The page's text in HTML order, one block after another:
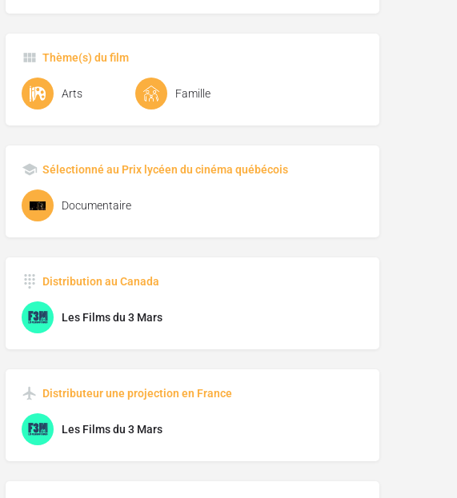
Thème(s) du film
Arts Famille
Sélectionné au Prix lycéen du cinéma québécois
Documentaire
Distribution au Canada
Les Films du 3 Mars
Distributeur une projection en France
Les Films du 3 Mars